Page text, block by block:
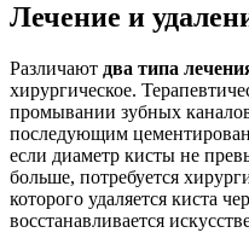
Лечение и
Различают два типа
хирургическое.
промывании зубных
последующим
если диаметр кисты не
больше, потребуется
которого удаляется киста
восстанавливается